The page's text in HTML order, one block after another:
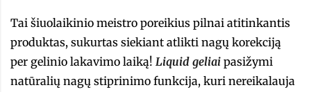
Tai šiuolaikinio meistro poreikius pilnai atitinkantis
produktas, sukurtas siekiant atlikti nagų korekciją
per gelinio lakavimo laiką! Liquid geliai pasižymi
natūralių nagų stiprinimo funkcija, kuri nereikalauja